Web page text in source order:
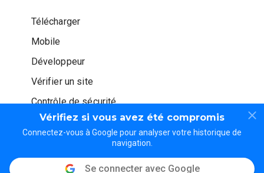
Vérifiez si vous avez été compromis
Connectez-vous à Google pour analyser votre historique de
navigation.
Se connecter avec Google
Télécharger
Mobile
Développeur
Vérifier un site
Contrôle de sécurité